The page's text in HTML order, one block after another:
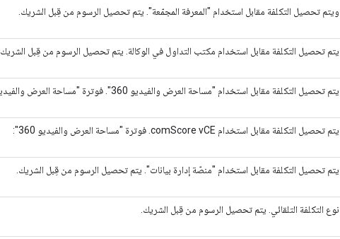
ويتم تحصيل التكلفة مقابل استخدام "المعرفة المجمّعة". يتم تحصيل الرسوم من قِبل الشريك.
يتم تحصيل التكلفة مقابل استخدام مكتب التداول في الوكالة. يتم تحصيل الرسوم من قِبل الشريك.
يتم تحصيل التكلفة مقابل استخدام "مساحة العرض والفيديو 360". فوترة "مساحة العرض والفيديو 360":
يتم تحصيل التكلفة مقابل استخدام comScore vCE. فوترة "مساحة العرض والفيديو 360":
يتم تحصيل التكلفة مقابل استخدام "منصّة إدارة بيانات". يتم تحصيل الرسوم من قِبل الشريك.
نوع التكلفة التلقائي. يتم تحصيل الرسوم من قِبل الشريك.